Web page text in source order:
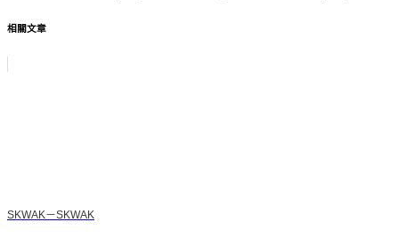
相關文章
SKWAK－SKWAK